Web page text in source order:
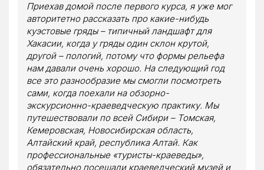
Приехав домой после первого курса, я уже мог
авторитетно рассказать про какие-нибудь
куэстовые гряды – типичный ландшафт для
Хакасии, когда у гряды один склон крутой,
другой – пологий, потому что формы рельефа
нам давали очень хорошо. На следующий год
все это разнообразие мы смогли посмотреть
сами, когда поехали на обзорно-
экскурсионно-краеведческую практику. Мы
путешествовали по всей Сибири – Томская,
Кемеровская, Новосибирская область,
Алтайский край, республика Алтай. Как
профессиональные «туристы-краеведы»,
обязательно посещали краеведческий музей и